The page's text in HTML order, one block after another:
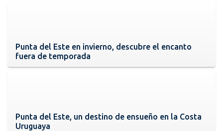
Punta del Este en invierno, descubre el encanto
fuera de temporada
Punta del Este, un destino de ensueño en la Costa
Uruguaya